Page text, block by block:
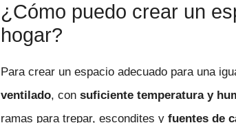
¿Cómo puedo crear un
hogar?
Para crear un espacio adecuado para una
ventilado, consuficiente temperatura y
ramas para trepar, escondites yfuentes de